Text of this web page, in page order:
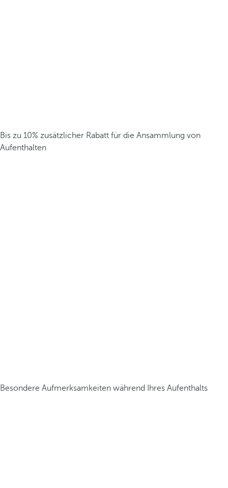
Bis zu 10% zusätzlicher Rabatt für die Ansammlung von
Aufenthalten
Besondere Aufmerksamkeiten während Ihres Aufenthalts